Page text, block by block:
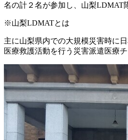
名の計２名が参加し、山梨LDMAT
※山梨LDMATとは
主に山梨県内での大規模災害時に
医療救護活動を行う災害派遣医療チ